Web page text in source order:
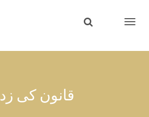
content
قانون کی زد